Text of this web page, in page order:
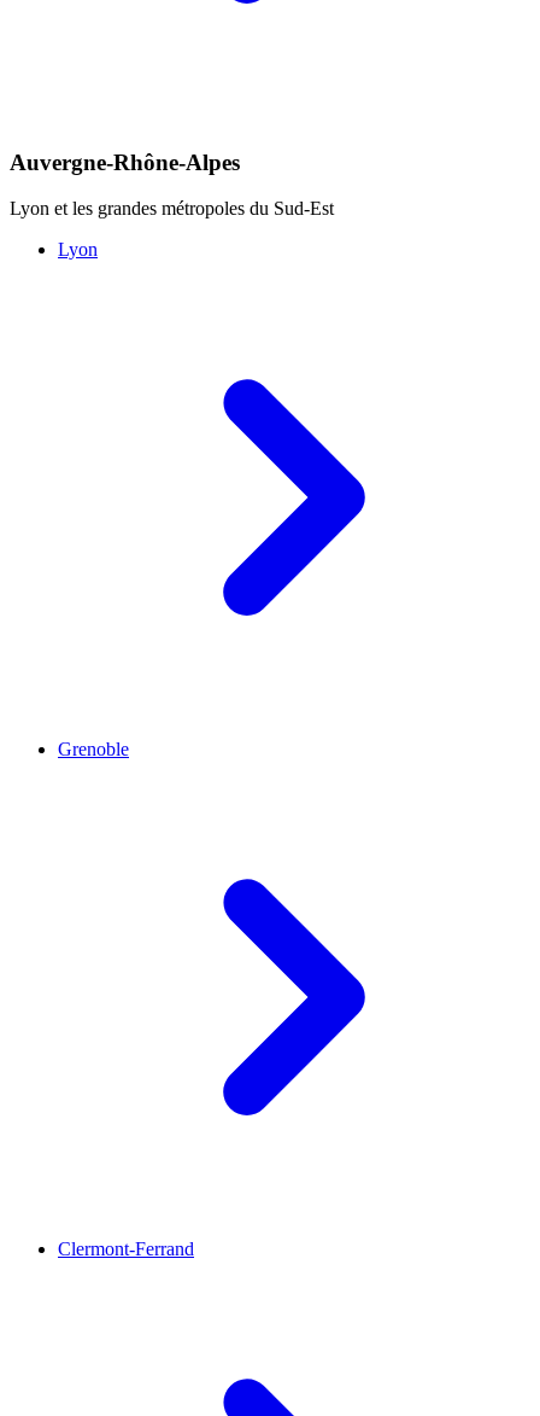
Auvergne-Rhône-Alpes
Lyon et les grandes métropoles du Sud-Est
Lyon
Grenoble
Clermont-Ferrand